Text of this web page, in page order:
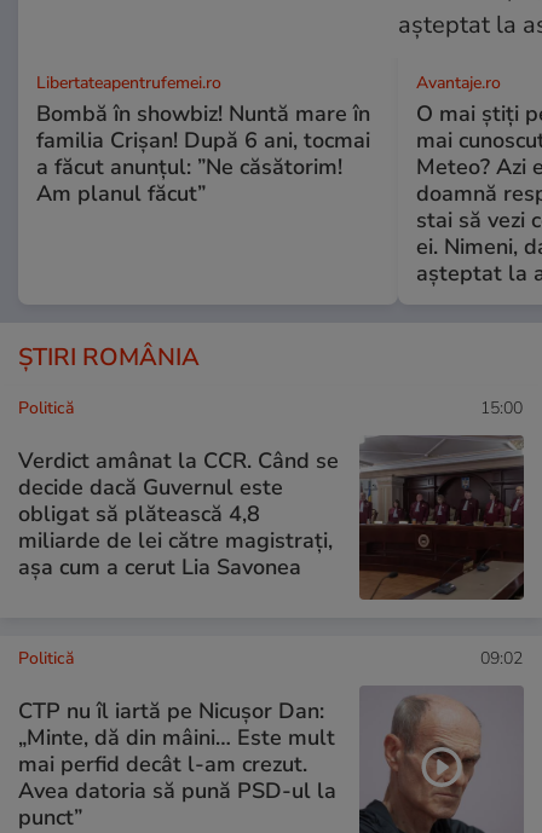
Libertateapentrufemei.ro
Bombă în showbiz! Nuntă mare în
familia Crișan! După 6 ani, tocmai
a făcut anunțul: ”Ne căsătorim!
Am planul făcut”
Avantaje.ro
O mai știți
mai
Meteo? Azi
doamnă
stai să vezi
ei. Nimeni,
așteptat la
ȘTIRI ROMÂNIA
Politică 15:00
Verdict amânat la CCR. Când se
decide dacă Guvernul este
obligat să plătească 4,8
miliarde de lei către magistrați,
așa cum a cerut Lia Savonea
Politică 09:02
CTP nu îl iartă pe Nicușor Dan:
„Minte, dă din mâini… Este mult
mai perfid decât l-am crezut.
Avea datoria să pună PSD-ul la
punct”